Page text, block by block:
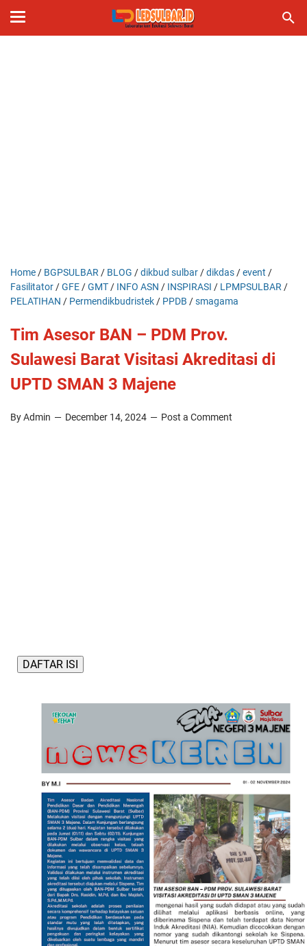
Home / BGPSULBAR / BLOG /dikbud sulbar /dikdas /event /
Fasilitator /GFE /GMT / INFO ASN / INSPIRASI / LPMPSULBAR /
PELATIHAN / Permendikbudristek / PPDB /smagama
Tim Asesor BAN – PDM Prov.
Sulawesi Barat Visitasi Akreditasi di
UPTD SMAN 3 Majene
By Admin December 14, 2024 Post a Comment
DAFTAR ISI